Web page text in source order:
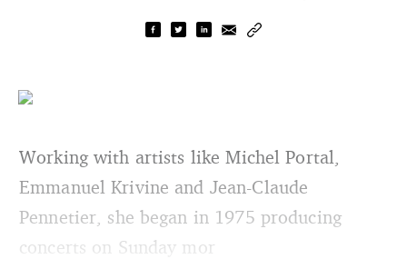
Working with artists like Michel Portal,
Emmanuel Krivine and Jean-Claude
Pennetier, she began in 1975 producing
concerts on Sunday mor